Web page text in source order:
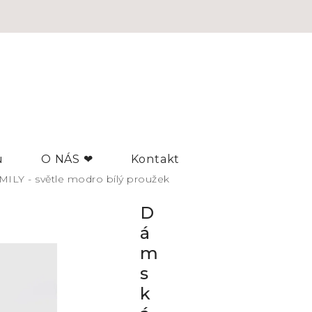
O NÁS ❤ Kontakt
- světle modro bílý proužek
D
á
m
s
k